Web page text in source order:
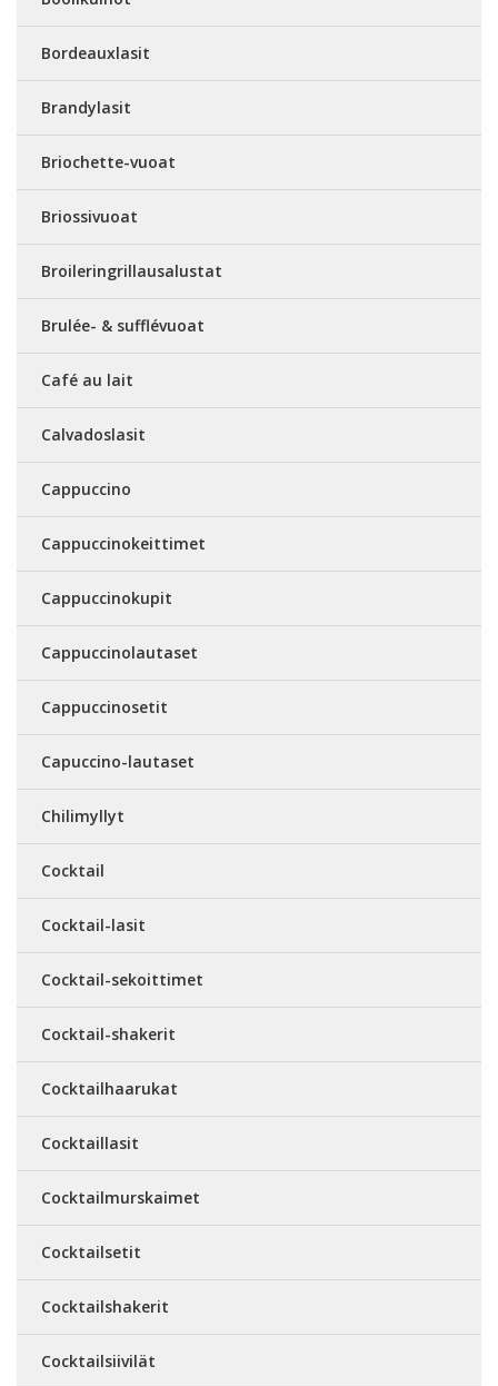
Bordeauxlasit
Brandylasit
Briochette-vuoat
Briossivuoat
Broileringrillausalustat
Brulée- & sufflévuoat
Café au lait
Calvadoslasit
Cappuccino
Cappuccinokeittimet
Cappuccinokupit
Cappuccinolautaset
Cappuccinosetit
Capuccino-lautaset
Chilimyllyt
Cocktail
Cocktail-lasit
Cocktail-sekoittimet
Cocktail-shakerit
Cocktailhaarukat
Cocktaillasit
Cocktailmurskaimet
Cocktailsetit
Cocktailshakerit
Cocktailsiivilät